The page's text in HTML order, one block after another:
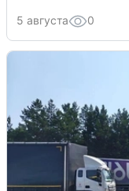
5 августа 0